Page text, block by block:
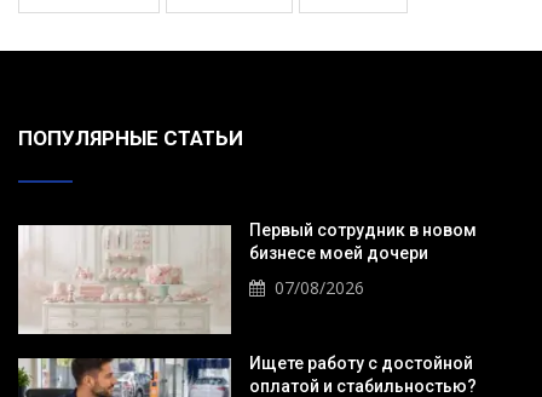
ПОПУЛЯРНЫЕ СТАТЬИ
Первый сотрудник в новом
бизнесе моей дочери
07/08/2026
Ищете работу с достойной
оплатой и стабильностью?